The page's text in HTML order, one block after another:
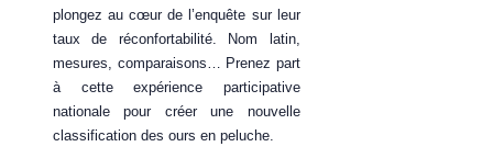
plongez au cœur de l’enquête sur leur
taux de réconfortabilité. Nom latin,
mesures, comparaisons… Prenez part
à cette expérience participative
nationale pour créer une nouvelle
classification des ours en peluche.